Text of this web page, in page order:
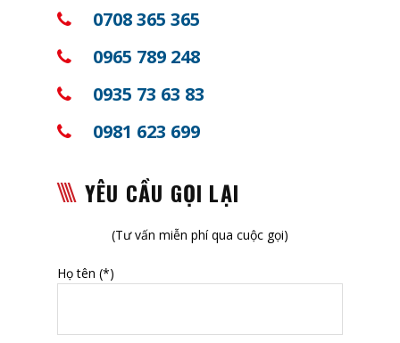
0708 365 365
0965 789 248
0935 73 63 83
0981 623 699
YÊU CẦU GỌI LẠI
(Tư vấn miễn phí qua cuộc gọi)
Họ tên (*)